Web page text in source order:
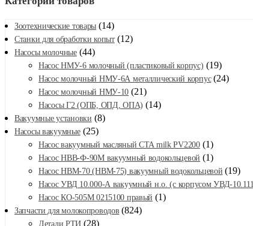
Зоотехнические товары (14)
Станки для обработки копыт (12)
Насосы молочные (44)
Насос НМУ-6 молочный (пластиковый корпус) (19)
Насос молочный НМУ-6А металлический корпус (24)
Насос молочный НМУ-10 (21)
Насосы Г2 (ОПБ, ОПД, ОПА) (14)
Вакуумные установки (8)
Насосы вакуумные (25)
Насос вакуумный масляный CTA milk PV2200 (1)
Насос НВВ-Ф-90М вакуумный водокольцевой (1)
Насос НВМ-70 (НВМ-75) вакуумный водокольцевой (19)
Насос УВД 10.000-А вакуумный н.о. (с корпусом УВД-
Насос КО-505М 0215100 правый (1)
Запчасти для молокопроводов (824)
Детали РТИ (28)